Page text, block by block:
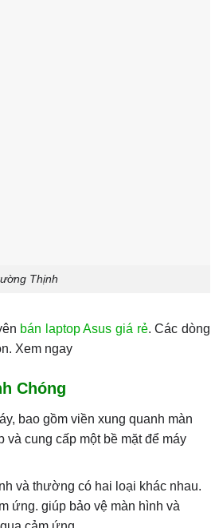
Thịnh
bán laptop Asus giá rẻ. Các dòng
Xem ngay
Chóng
bao gồm viền xung quanh màn
cung cấp một bề mặt để máy
và thường có hai loại khác nhau.
ứng. giúp bảo vệ màn hình và